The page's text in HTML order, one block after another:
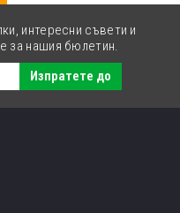
интересни съвети и
за нашия бюлетин.
Изпратете до